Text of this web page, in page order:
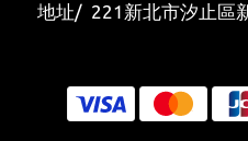
地址/ 221新北市汐止區